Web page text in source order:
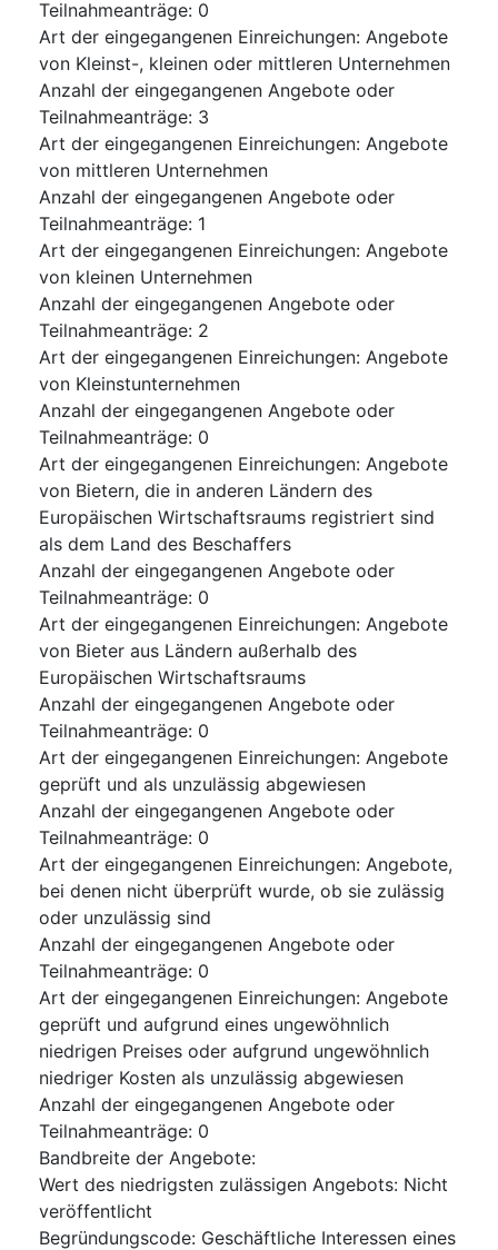
Teilnahmeanträge: 0
Art der eingegangenen Einreichungen: Angebote
von Kleinst-, kleinen oder mittleren Unternehmen
Anzahl der eingegangenen Angebote oder
Teilnahmeanträge: 3
Art der eingegangenen Einreichungen: Angebote
von mittleren Unternehmen
Anzahl der eingegangenen Angebote oder
Teilnahmeanträge: 1
Art der eingegangenen Einreichungen: Angebote
von kleinen Unternehmen
Anzahl der eingegangenen Angebote oder
Teilnahmeanträge: 2
Art der eingegangenen Einreichungen: Angebote
von Kleinstunternehmen
Anzahl der eingegangenen Angebote oder
Teilnahmeanträge: 0
Art der eingegangenen Einreichungen: Angebote
von Bietern, die in anderen Ländern des
Europäischen Wirtschaftsraums registriert sind
als dem Land des Beschaffers
Anzahl der eingegangenen Angebote oder
Teilnahmeanträge: 0
Art der eingegangenen Einreichungen: Angebote
von Bieter aus Ländern außerhalb des
Europäischen Wirtschaftsraums
Anzahl der eingegangenen Angebote oder
Teilnahmeanträge: 0
Art der eingegangenen Einreichungen: Angebote
geprüft und als unzulässig abgewiesen
Anzahl der eingegangenen Angebote oder
Teilnahmeanträge: 0
Art der eingegangenen Einreichungen: Angebote,
bei denen nicht überprüft wurde, ob sie zulässig
oder unzulässig sind
Anzahl der eingegangenen Angebote oder
Teilnahmeanträge: 0
Art der eingegangenen Einreichungen: Angebote
geprüft und aufgrund eines ungewöhnlich
niedrigen Preises oder aufgrund ungewöhnlich
niedriger Kosten als unzulässig abgewiesen
Anzahl der eingegangenen Angebote oder
Teilnahmeanträge: 0
Bandbreite der Angebote:
Wert des niedrigsten zulässigen Angebots: Nicht
veröffentlicht
Begründungscode: Geschäftliche Interessen eines